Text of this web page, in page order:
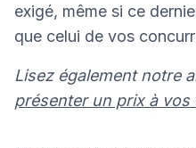
exigé, même si ce
que celui de vos
Lisez également notre
présenter un prix à vos